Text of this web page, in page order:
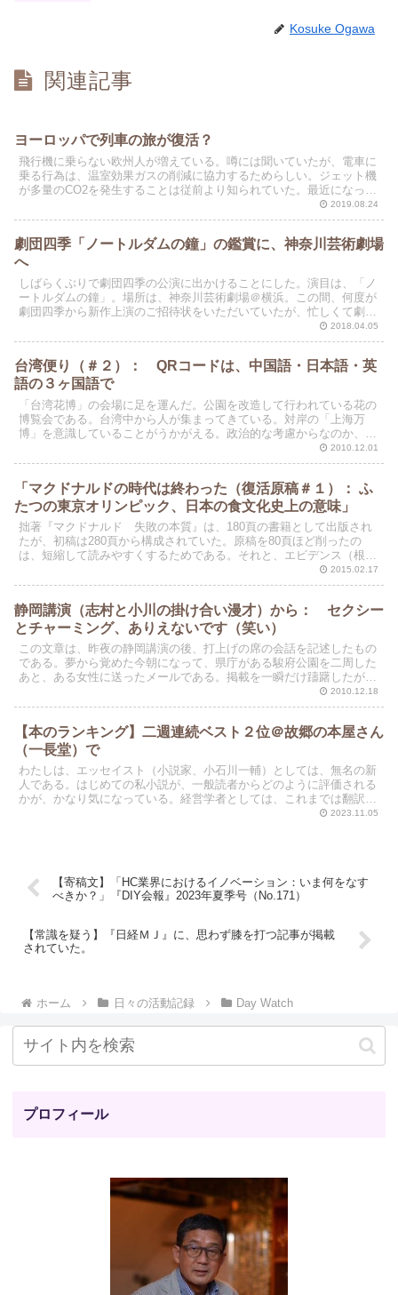
Kosuke Ogawa
関連記事
ヨーロッパで列車の旅が復活？
飛行機に乗らない欧州人が増えている。噂には聞いていたが、電車に
乗る行為は、温室効果ガスの削減に協力するためらしい。ジェット機
が多量のCO2を発生することは従前より知られていた。最近になっ
て、地球温暖化対策として夜行列車に乗る欧州人が増え始め...2019.08.24
劇団四季「ノートルダムの鐘」の鑑賞に、神奈川芸術劇場
へ
しばらくぶりで劇団四季の公演に出かけることにした。演目は、「ノ
ートルダムの鐘」。場所は、神奈川芸術劇場＠横浜。この間、何度が
劇団四季から新作上演のご招待状をいただいていたが、忙しくて劇場
に足を運ぶことができなかった。昨年度、京都女子大の補講...2018.04.05
台湾便り（＃２）： QRコードは、中国語・日本語・英
語の３ヶ国語で
「台湾花博」の会場に足を運んだ。公園を改造して行われている花の
博覧会である。台湾中から人が集まってきている。対岸の「上海万
博」を意識していることがうかがえる。政治的な考慮からなのか、こ
2010.12.01
「マクドナルドの時代は終わった（復活原稿＃１）： ふ
たつの東京オリンピック、日本の食文化史上の意味」
拙著『マクドナルド 失敗の本質』は、180頁の書籍として出版され
たが、初稿は280頁から構成されていた。原稿を80頁ほど削ったの
は、短縮して読みやすくするためである。それと、エビデンス（根拠
2015.02.17
静岡講演（志村と小川の掛け合い漫才）から： セクシー
とチャーミング、ありえないです（笑い）
この文章は、昨夜の静岡講演の後、打上げの席の会話を記述したもの
である。夢から覚めた今朝になって、県庁がある駿府公園を二周した
あと、ある女性に送ったメールである。掲載を一瞬だけ躊躇したが、
やはりブログにアップすることにした。志村さん、ごめんな...2010.12.18
【本のランキング】二週連続ベスト２位＠故郷の本屋さん
（一長堂）で
わたしは、エッセイスト（小説家、小石川一輔）としては、無名の新
人である。はじめての私小説が、一般読者からどのように評価される
かが、かなり気になっている。経営学者としては、これまでは翻訳を
含めて51冊の本を出版してきた。本屋の店頭やネット書店...2023.11.05
【寄稿文】「HC業界におけるイノベーション：いま何をなす
べきか？」『DIY会報』2023年夏季号（No.171）
【常識を疑う】『日経ＭＪ』に、思わず膝を打つ記事が掲載
されていた。
ホーム 日々の活動記録 Day Watch
プロフィール